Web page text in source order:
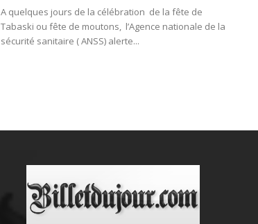
A quelques jours de la célébration de la fête de
Tabaski ou fête de moutons, l’Agence nationale de la
sécurité sanitaire ( ANSS) alerte...